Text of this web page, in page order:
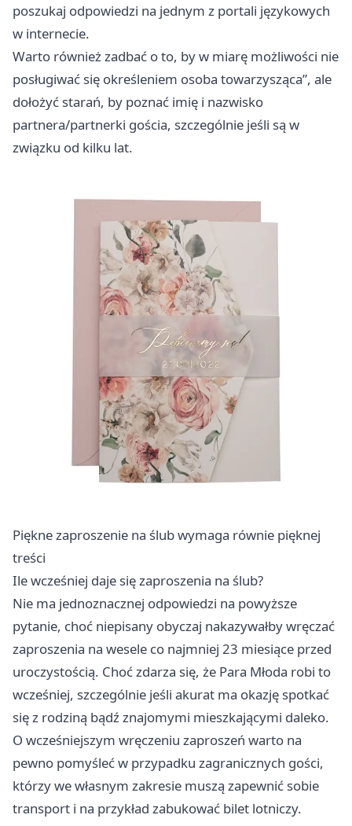
poszukaj odpowiedzi na jednym z portali językowych
w internecie.
Warto również zadbać o to, by w miarę możliwości nie
posługiwać się określeniem osoba towarzysząca”, ale
dołożyć starań, by poznać imię i nazwisko
partnera/partnerki gościa, szczególnie jeśli są w
związku od kilku lat.
Piękne zaproszenie na ślub wymaga równie pięknej
treści
Ile wcześniej daje się zaproszenia na ślub?
Nie ma jednoznacznej odpowiedzi na powyższe
pytanie, choć niepisany obyczaj nakazywałby wręczać
zaproszenia na wesele co najmniej 23 miesiące przed
uroczystością. Choć zdarza się, że Para Młoda robi to
wcześniej, szczególnie jeśli akurat ma okazję spotkać
się z rodziną bądź znajomymi mieszkającymi daleko.
O wcześniejszym wręczeniu zaproszeń warto na
pewno pomyśleć w przypadku zagranicznych gości,
którzy we własnym zakresie muszą zapewnić sobie
transport i na przykład zabukować bilet lotniczy.